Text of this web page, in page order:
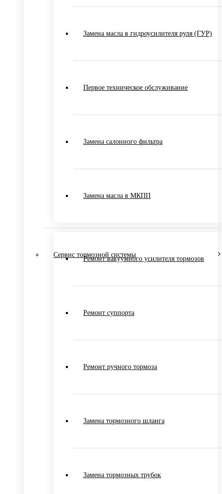
Замена масла в гидроусилителя руля (ГУР)
Первое техническое обслуживание
Замена салонного фильтра
Замена масла в МКПП
Сервис тормозной системы
Ремонт вакуумного усилителя тормозов
Ремонт суппорта
Ремонт ручного тормоза
Замена тормозного шланга
Замена тормозных трубок